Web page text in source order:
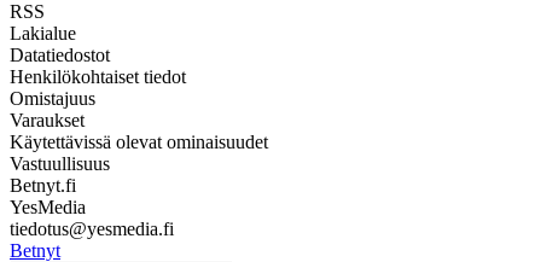
RSS
Lakialue
Datatiedostot
Henkilökohtaiset tiedot
Omistajuus
Varaukset
Käytettävissä olevat ominaisuudet
Vastuullisuus
Betnyt.fi
YesMedia
tiedotus@yesmedia.fi
Betnyt